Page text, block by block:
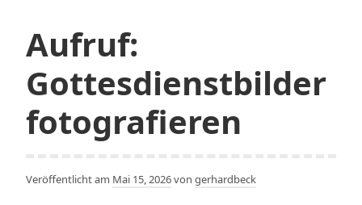
Aufruf:
Gottesdienstbilder
fotografieren
Veröffentlicht am Mai 15, 2026von gerhardbeck